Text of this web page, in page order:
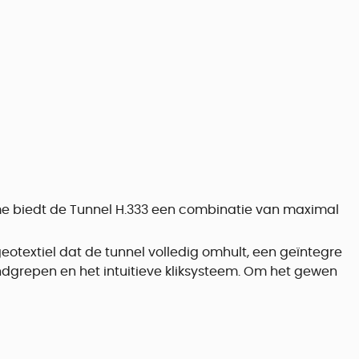
biedt de Tunnel H.333 een combinatie van maximal
dat de tunnel volledig omhult, een geïntegre
en het intuitieve kliksysteem. Om het gewen